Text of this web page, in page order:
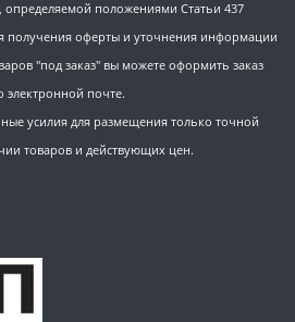
определяемой положениями Статьи 437
получения оферты и уточнения информации
"под заказ" вы можете оформить заказ
электронной почте.
усилия для размещения только точной
товаров и действующих цен.